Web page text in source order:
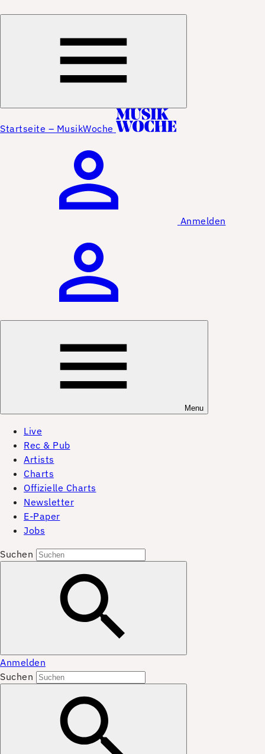
Startseite – MusikWoche
Anmelden
Menu
Live
Rec & Pub
Artists
Charts
Offizielle Charts
Newsletter
E-Paper
Jobs
Suchen
Anmelden
Suchen